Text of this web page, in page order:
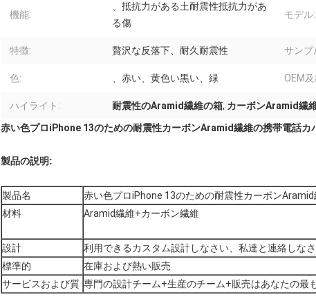
機能:
、抵抗力がある土耐震性抵抗力があ
る傷
モデル:
特徴: 贅沢な反落下、耐久耐震性 サンプ
色: 、赤い、黄色い黒い、緑 OEM
ハイライト: 耐震性のAramid繊維の箱, カーボンAramid繊
赤い色プロiPhone 13のための耐震性カーボンAramid繊維の携帯電話カ
製品の説明:
製品名
赤い色プロiPhone 13のための耐震性カーボン
材料
Aramid繊維+カーボン繊維
設計
利用できるカスタム設計しなさい、私達と連絡しなさ
標準的
在庫および熱い販売
サービスおよび質 専門の設計チーム+生産のチーム+販売はあなたの最